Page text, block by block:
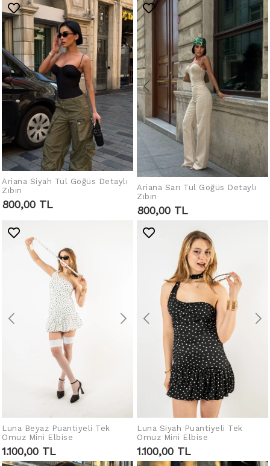
IN DEN WARENKORB
Ariana Siyah Tül Göğüs Detaylı
Zıbın
800,00 TL
IN DEN WARENKORB
Ariana Sarı Tül Göğüs Detaylı
Zıbın
800,00 TL
IN DEN WARENKORB
LEGEN
Luna Beyaz Puantiyeli Tek
Omuz Mini Elbise
1.100,00 TL
IN DEN WARENKORB
LEGEN
Luna Siyah Puantiyeli Tek
Omuz Mini Elbise
1.100,00 TL